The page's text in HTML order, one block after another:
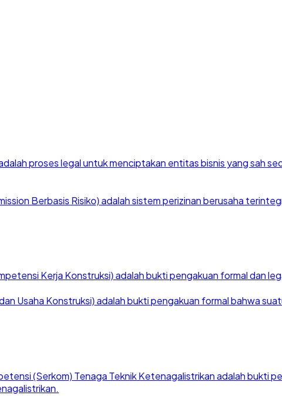
proses legal untuk menciptakan entitas bisnis yang sah
Berbasis Risiko) adalah sistem perizinan berusaha
Kerja Konstruksi) adalah bukti pengakuan formal dan
Usaha Konstruksi) adalah bukti pengakuan formal bahwa
(Serkom) Tenaga Teknik Ketenagalistrikan adalah bukti